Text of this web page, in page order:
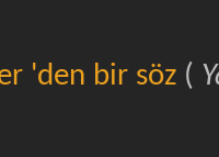
'den bir söz(